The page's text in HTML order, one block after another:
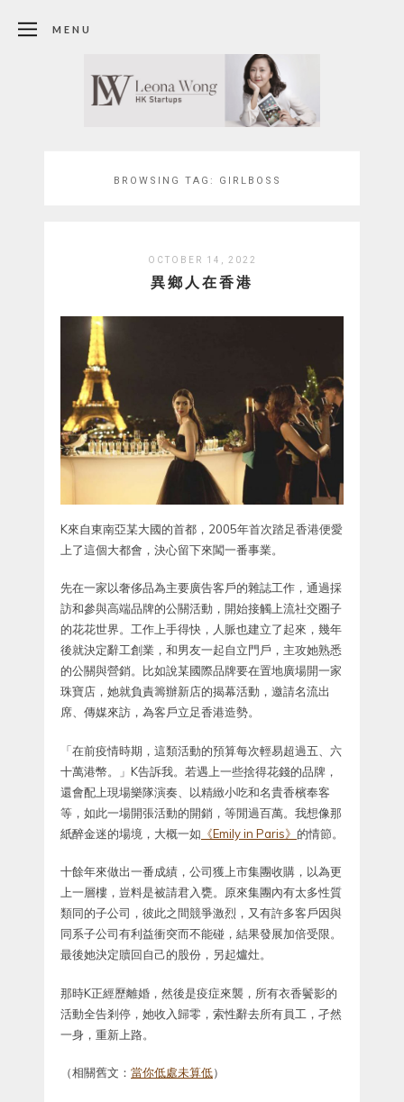
MENU
BROWSING TAG: GIRLBOSS
OCTOBER 14, 2022
異鄉人在香港
K來自東南亞某大國的首都，2005年首次踏足香港便愛
上了這個大都會，決心留下來闖一番事業。
先在一家以奢侈品為主要廣告客戶的雜誌工作，通過採
訪和參與高端品牌的公關活動，開始接觸上流社交圈子
的花花世界。工作上手得快，人脈也建立了起來，幾年
後就決定辭工創業，和男友一起自立門戶，主攻她熟悉
的公關與營銷。比如說某國際品牌要在置地廣場開一家
珠寶店，她就負責籌辦新店的揭幕活動，邀請名流出
席、傳媒來訪，為客戶立足香港造勢。
「在前疫情時期，這類活動的預算每次輕易超過五、六
十萬港幣。」K告訴我。若遇上一些捨得花錢的品牌，
還會配上現場樂隊演奏、以精緻小吃和名貴香檳奉客
等，如此一場開張活動的開銷，等閒過百萬。我想像那
紙醉金迷的場境，大概一如 《Emily in Paris》 的情節。
十餘年來做出一番成績，公司獲上市集團收購，以為更
上一層樓，豈料是被請君入甕。原來集團內有太多性質
類同的子公司，彼此之間競爭激烈，又有許多客戶因與
同系子公司有利益衝突而不能碰，結果發展加倍受限。
最後她決定贖回自己的股份，另起爐灶。
那時K正經歷離婚，然後是疫症來襲，所有衣香鬢影的
活動全告剎停，她收入歸零，索性辭去所有員工，孑然
一身，重新上路。
（相關舊文： 當你低處未算低）